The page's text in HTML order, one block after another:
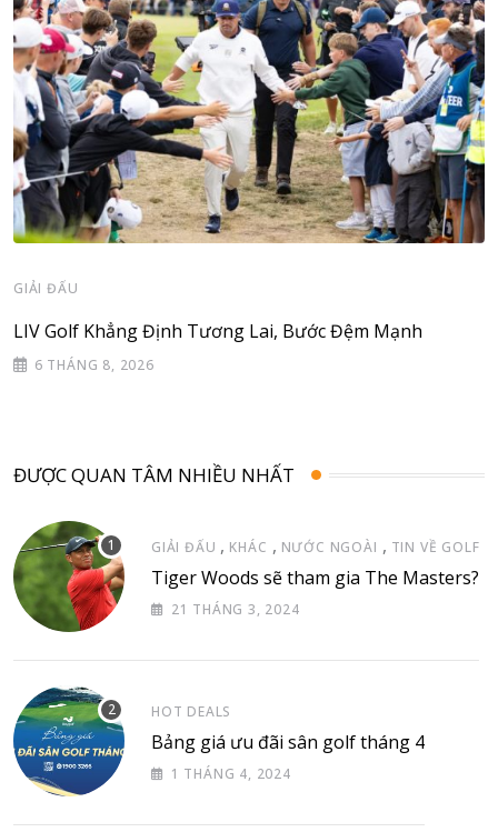
GIẢI ĐẤU
LIV Golf Khẳng Định Tương Lai, Bước Đệm Mạnh
6 THÁNG 8, 2026
ĐƯỢC QUAN TÂM NHIỀU NHẤT
GIẢI ĐẤU , KHÁC , NƯỚC NGOÀI , TIN VỀ GOLF
Tiger Woods sẽ tham gia The Masters?
21 THÁNG 3, 2024
HOT DEALS
Bảng giá ưu đãi sân golf tháng 4
1 THÁNG 4, 2024